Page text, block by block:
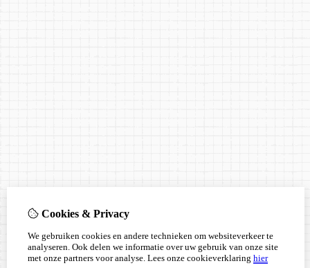
Cookies & Privacy
We gebruiken cookies en andere technieken om websiteverkeer te
analyseren. Ook delen we informatie over uw gebruik van onze site
met onze partners voor analyse. Lees onze cookieverklaring hier